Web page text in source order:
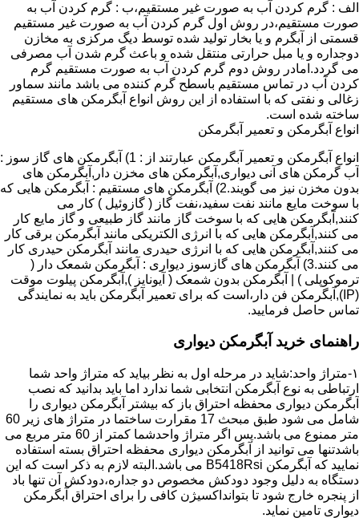
الف : گرم کردن آب به صورت غیر مستقیم،ب : گرم کردن آب به
صورت مستقیم،در روش اول گرم کردن آب به صورت غیر مستقیم
قسمتی از آبگرم و یا بخار تولید شده توسط دیگ مرکزی به مخازن
دوجداره و یا مبل حرارتی منتقل شده و باعث گرم شدن آب مصرفی
می گردد.امادر روش دوم گرم کردن آب به صورت مستقیم گرم
کردن آب در تماس مستقیم باسطح گرم کننده می باشد مانند سماور
زغالی و نفتی که با استفاده از این روش انواع آبگرمکن های مستقیم
ساخته شده است.
انواع آبگرمکن و تعمیر آبگرمکن
انواع آبگرمکن و تعمیر آبگرمکن عبارتند از : 1) آبگرمکن های گاز سوز :
آب گرمکن های آنی دیواری,آبگرمکن های مخزن دار,آبگرمکن های
بدون مخزن نیز می گویند.2) آبگرمکن های مستقیم : آبگرمکن هایی که
با سوخت مایع مانند نفت سفید،نفت گاز ( گازوئیل ) کار می
کنند,آبگرمکن هایی که با سوخت گاز مانند گاز طبیعی و گاز مایع کار
می کنند,آبگرمکن هایی که با انرژی الکتریکی مانند آبگرمکن برقی کار
می کنند,آبگرمکن هایی که با انرژی حیدری مانند آبگرمکن حیدری کار
می کنند.3) آبگرمکن های گازسوز دیواری : آبگرمکن شمعک دار (
ترموکوپلی ) | آبگرمکن بدون شمعک ( آیونایز ),آبگرمکن پیلوت موقت
(IP),آبگرمکن فن دار،است که برای تعمیر آبگرمکن باید به نمایندگی
تماس حاصل فرمایید.
راهنمای خرید آبگرمکن دیواری
۱-متراژ واحد:شاید در مرحله اول به نظر بیاید که متراژ واحد شما
ارتباطی به نوع آبگرمکن انتخابی شما ندارد اما باید بدانید که نصب
آبگرمکن دیواری محفظه احتراق باز که بیشتر آبگرمکن دیواری را
شامل می شود طبق مبحث 17 مقرارت ساختما در متراژ های زیر 60
متر ممنوع می باشد.پس اگر متراژ واحدشما کمتر از 60 متر مربع می
باشدتنها می توانید از آبگرمکن دیواری محفظه احتراق بسته استفاده
نمایید که آبگرمکن B5418Rsi می باشد.البته لازم به ذکر است که این
دستگاه به دلیل وجود دودکش مخصوص دو جداره،دودکش آن تنها باد
از پنجره خارج شود تا بتوانداکسیژن کافی را برای احتراق آبگرمکن
دیواری تامین نماید.